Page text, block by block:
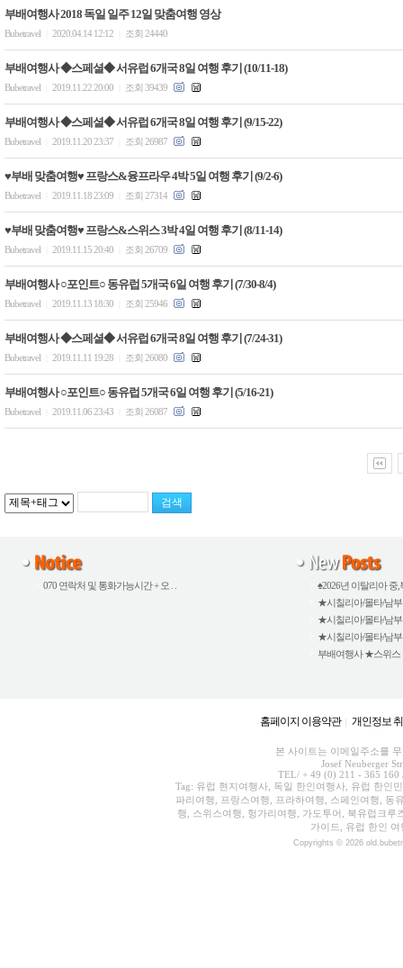
부배여행사 2018 독일 일주 12일 맞춤여행 영상
Bubetravel 2020.04.14 12:12 조회 24440
부배여행사 ◆스페셜◆ 서유럽 6개국 8일 여행 후기 (10/11-18)
Bubetravel 2019.11.22 20:00 조회 39439
부배여행사 ◆스페셜◆ 서유럽 6개국 8일 여행 후기 (9/15-22)
Bubetravel 2019.11.20 23:37 조회 26987
♥부배 맞춤여행♥ 프랑스&융프라우 4박 5일 여행 후기 (9/2-6)
Bubetravel 2019.11.18 23:09 조회 27314
♥부배 맞춤여행♥ 프랑스&스위스 3박 4일 여행 후기 (8/11-14)
Bubetravel 2019.11.15 20:40 조회 26709
부배여행사 ○포인트○ 동유럽 5개국 6일 여행 후기 (7/30-8/4)
Bubetravel 2019.11.13 18:30 조회 25946
부배여행사 ◆스페셜◆ 서유럽 6개국 8일 여행 후기 (7/24-31)
Bubetravel 2019.11.11 19:28 조회 26080
부배여행사 ○포인트○ 동유럽 5개국 6일 여행 후기 (5/16-21)
Bubetravel 2019.11.06 23:43 조회 26087
♠2026년 이탈리아 중,
★시칠리아/몰타/남
★시칠리아/몰타/남
★시칠리아/몰타/남
부배여행사 ★스위스
070 연락처 및 통화가능시간 + 오 . .
홈페이지 이용약관 개인정보
본 사이트는 이메일주소를
Josef Neuberger
TEL/ + 49 (0) 211 - 365 160
Tag: 유럽 현지여행사, 독일 한인여행사, 유럽 한인
파리여행, 프랑스여행, 프라하여행, 스페인여행, 동
행, 스위스여행, 헝가리여행, 가도투어, 북유럽크
가이드, 유럽 한인
Copyrights © 2026